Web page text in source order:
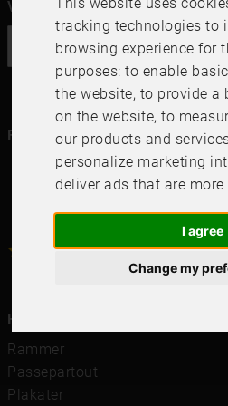
tracking technologies to
browsing experience for
purposes:to enable
the website, to provide a
on the website,to
our products and
personalize marketing
deliver ads that are
I agree
Change my
Vil du ha vårt nyhetsbrev?
Følg oss i dine kanaler
4.64.6 / 5 1000+
Hurtigkoblinger
Rammer
Passepartout
Plakater